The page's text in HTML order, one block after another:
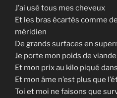
b
o
o
k
er
J’ai usé tous mes cheveux
Et les bras écartés comme
méridien
De grands surfaces en
Je porte mon poids de viande
Et mon prix au kilo piqué
Et mon âme n’est plus que
Toi et moi ne faisons que